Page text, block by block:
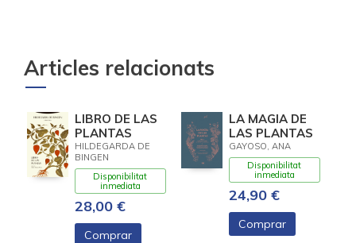
Articles relacionats
LIBRO DE LAS
PLANTAS
HILDEGARDA DE
BINGEN
Disponibilitat
inmediata
28,00 €
Comprar
LA MAGIA DE
LAS PLANTAS
GAYOSO, ANA
Disponibilitat
inmediata
24,90 €
Comprar